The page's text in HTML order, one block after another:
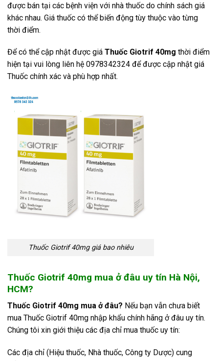
được bán tại các bệnh viện với nhà thuốc do chính sách giá
khác nhau. Giá thuốc có thể biến động tùy thuộc vào từng
thời điểm.
Để có thể cập nhật được giá Thuốc Giotrif 40mg thời điểm
hiện tại vui lòng liên hệ 0978342324 để được cập nhật giá
Thuốc chính xác và phù hợp nhất.
Thuốc Giotrif 40mg giá bao nhiêu
Thuốc Giotrif 40mg mua ở đâu uy tín Hà Nội,
HCM?
Thuốc Giotrif 40mg mua ở đâu? Nếu bạn vẫn chưa biết
mua Thuốc Giotrif 40mg nhập khẩu chính hãng ở đâu uy tín.
Chúng tôi xin giới thiệu các địa chỉ mua thuốc uy tín:
Các địa chỉ (Hiệu thuốc, Nhà thuốc, Công ty Dược) cung